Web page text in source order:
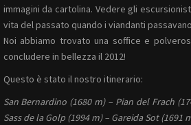
immagini da cartolina. Vedere gli
vita del passato quando i viandanti
Noi abbiamo trovato una soffice e
concludere in bellezza il 2012!
Questo è stato il nostro itinerario:
San Bernardino (1680 m) – Pian del Frach
Sass de la Golp (1994 m) – Gareida Sot (1691